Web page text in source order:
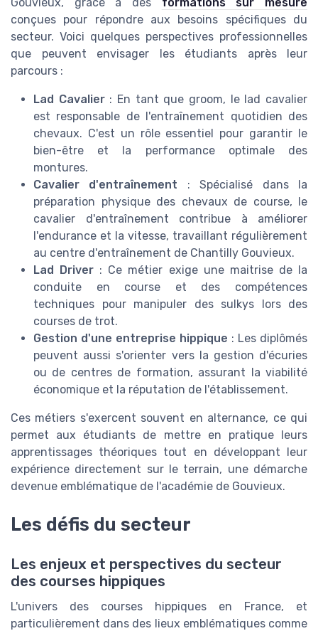
conçues pour répondre aux besoins spécifiques du
secteur. Voici quelques perspectives professionnelles
que peuvent envisager les étudiants après leur
parcours :
Lad Cavalier: En tant que groom, le lad cavalier
est responsable de l'entraînement quotidien des
chevaux. C'est un rôle essentiel pour garantir le
bien-être et la performance optimale des
montures.
Cavalier d'entraînement : Spécialisé dans la
préparation physique des chevaux de course, le
cavalier d'entraînement contribue à améliorer
l'endurance et la vitesse, travaillant régulièrement
au centre d'entraînement de Chantilly Gouvieux.
Lad Driver : Ce métier exige une maitrise de la
conduite en course et des compétences
techniques pour manipuler des sulkys lors des
courses de trot.
Gestion d'une entreprise hippique : Les diplômés
peuvent aussi s'orienter vers la gestion d'écuries
ou de centres de formation, assurant la viabilité
économique et la réputation de l'établissement.
Ces métiers s'exercent souvent en alternance, ce qui
permet aux étudiants de mettre en pratique leurs
apprentissages théoriques tout en développant leur
expérience directement sur le terrain, une démarche
devenue emblématique de l'académie de Gouvieux.
Les défis du secteur
Les enjeux et perspectives du secteur
des courses hippiques
L'univers des courses hippiques en France, et
particulièrement dans des lieux emblématiques comme